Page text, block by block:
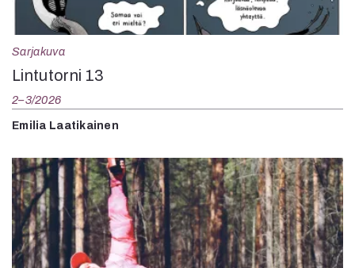
Sarjakuva
Lintutorni 13
2–3/2026
Emilia Laatikainen